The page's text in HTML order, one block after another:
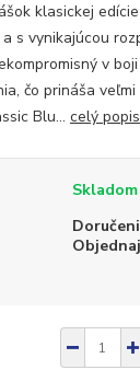
klasickej
s vynikajúcou
v
čo prináša
Blu... celý popis